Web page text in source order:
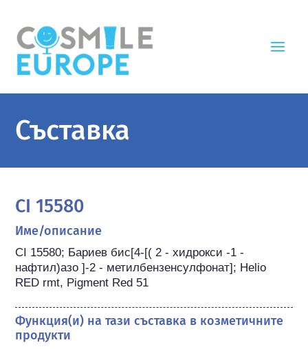
Съставка
CI 15580
Име/описание
CI 15580; Бариев бис[4-[( 2 - хидрокси -1 -
нафтил)азо ]-2 - метилбензенсулфонат]; Helio
RED rmt, Pigment Red 51
Функция(и) на тази съставка в козметичните
продукти